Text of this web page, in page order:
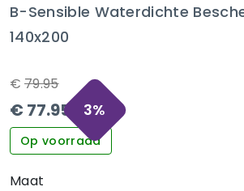
B-Sensible Waterdichte
140x200
€ 79.95
€ 77.95 3%
Op voorraad
Maat